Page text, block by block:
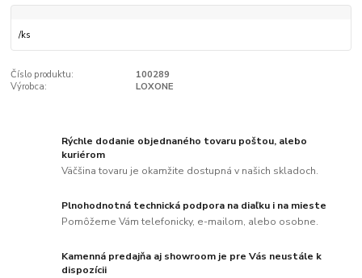
/ks
Číslo produktu:
100289
Výrobca:
LOXONE
Rýchle dodanie objednaného tovaru poštou, alebo
kuriérom
Väčšina tovaru je okamžite dostupná v našich skladoch.
Plnohodnotná technická podpora na diaľku i na mieste
Pomôžeme Vám telefonicky, e-mailom, alebo osobne.
Kamenná predajňa aj showroom je pre Vás neustále k
dispozícii